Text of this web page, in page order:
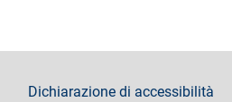
footer
Dichiarazione di accessibilità